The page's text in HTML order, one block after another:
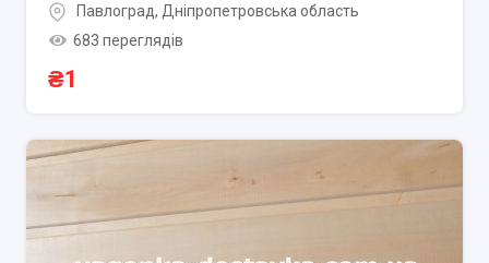
Павлоград, Дніпропетровська область
683 переглядів
₴1